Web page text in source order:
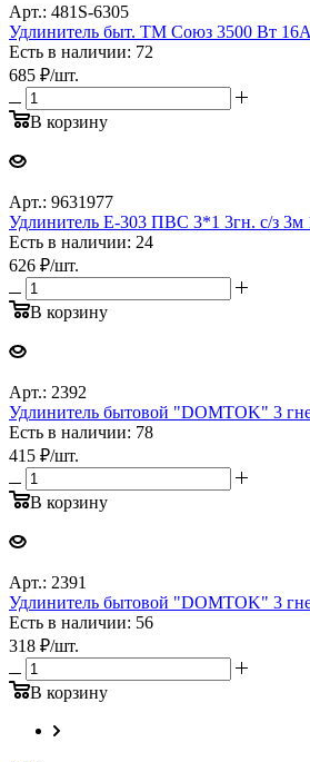
Арт.: 481S-6305
Удлинитель быт. ТМ Союз 3500 Вт
Есть в наличии: 72
685 ₽/шт.
В корзину
Арт.: 9631977
Удлинитель Е-303 ПВС 3*1 3гн. с/з 3м
Есть в наличии: 24
626 ₽/шт.
В корзину
Арт.: 2392
Удлинитель бытовой "DOMTOK" 3
Есть в наличии: 78
415 ₽/шт.
В корзину
Арт.: 2391
Удлинитель бытовой "DOMTOK" 3
Есть в наличии: 56
318 ₽/шт.
В корзину